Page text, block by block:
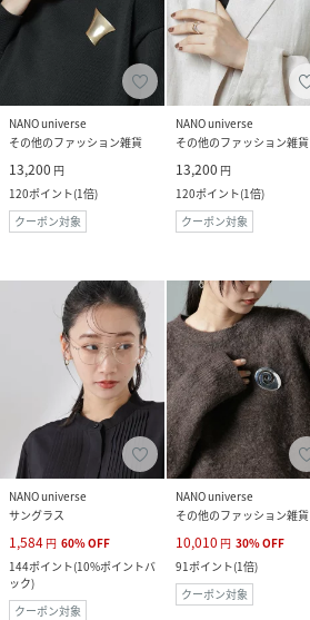
NANO universe
その他のファッション雑貨
13,200 円
120ポイント(1倍)
クーポン対象
NANO universe
その他のファッション雑貨
13,200 円
120ポイント(1倍)
クーポン対象
NANO universe
サングラス
1,584 円 60%OFF
144ポイント(10%ポイントバ
ック)
クーポン対象
NANO universe
その他のファッション雑貨
10,010 円 30%OFF
91ポイント(1倍)
クーポン対象